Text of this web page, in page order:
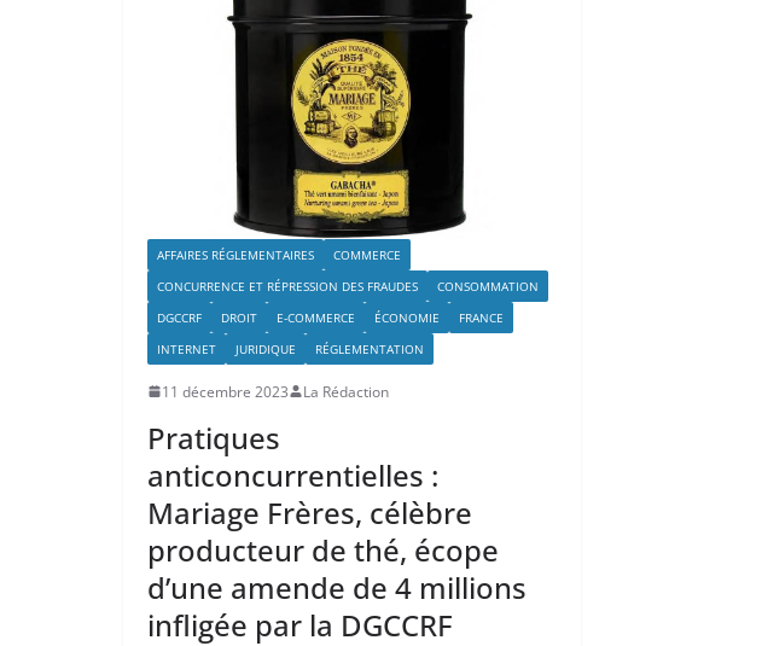
AFFAIRES RÉGLEMENTAIRES
COMMERCE
CONCURRENCE ET RÉPRESSION DES FRAUDES
CONSOMMATION
DGCCRF
DROIT E-COMMERCE ÉCONOMIE
FRANCE
INTERNET
JURIDIQUE RÉGLEMENTATION
11 décembre 2023 La Rédaction
Pratiques
anticoncurrentielles :
Mariage Frères, célèbre
producteur de thé, écope
d’une amende de 4 millions
infligée par la DGCCRF